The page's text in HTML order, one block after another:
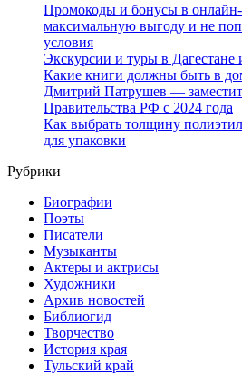
Промокоды и бонусы в онлайн-
максимальную выгоду и не
условия
Экскурсии и туры в Дагестане
Какие книги должны быть в
Дмитрий Патрушев —
Правительства РФ с 2024 года
Как выбрать толщину
для упаковки
Рубрики
Биографии
Поэты
Писатели
Музыканты
Актеры и актрисы
Художники
Архив новостей
Библиогид
Творчество
История края
Тульский край